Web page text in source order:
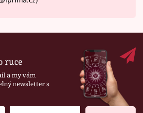
ruce
a my vám
newsletter s